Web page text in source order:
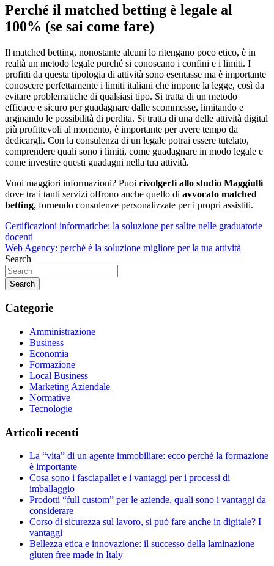
Perché il matched betting è legale al
100% (se sai come fare)
Il matched betting, nonostante alcuni lo ritengano poco etico, è in
realtà un metodo legale purché si conoscano i confini e i limiti. I
profitti da questa tipologia di attività sono esentasse ma è importante
conoscere perfettamente i limiti italiani che impone la legge, così da
evitare problematiche di qualsiasi tipo. Si tratta di un metodo
efficace e sicuro per guadagnare dalle scommesse, limitando e
arginando le possibilità di perdita. Si tratta di una delle attività digital
più profittevoli al momento, è importante per avere tempo da
dedicargli. Con la consulenza di un legale potrai essere tutelato,
comprendere quali sono i limiti, come guadagnare in modo legale e
come investire questi guadagni nella tua attività.
Vuoi maggiori informazioni? Puoi rivolgerti allo studio Maggiulli
dove tra i tanti servizi offrono anche quello di avvocato matched
betting, fornendo consulenze personalizzate per i propri assistiti.
Navigazione
articoli
Certificazioni informatiche: la soluzione per salire nelle graduatorie
docenti
Web Agency: perché è la soluzione migliore per la tua attività
Search
Search
Categorie
Amministrazione
Business
Economia
Formazione
Local Business
Marketing Aziendale
Normative
Tecnologie
Articoli recenti
La “vita” di un agente immobiliare: ecco perché la formazione
è importante
Cosa sono i fasciapallet e i vantaggi per i processi di
imballaggio
Prodotti “full custom” per le aziende, quali sono i vantaggi da
considerare
Corso di sicurezza sul lavoro, si può fare anche in digitale? I
vantaggi
Bellezza etica e innovazione: il successo della laminazione
gluten free made in Italy